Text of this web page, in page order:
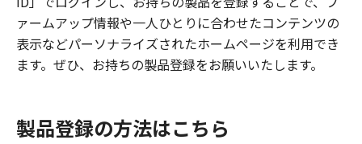
ァームアップ情報や一人ひとりに合わせたコンテンツの
表示などパーソナライズされたホームページを利用でき
ます。ぜひ、お持ちの製品登録をお願いいたします。
製品登録の方法はこちら